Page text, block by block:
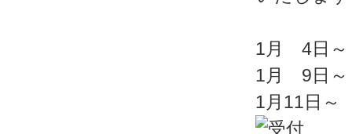
1月 4日
1月 9日
1月11日～